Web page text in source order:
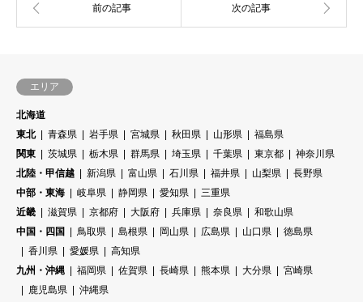
エリア
北海道
東北
青森県 岩手県 宮城県 秋田県 山形県
福島県
関東
茨城県 栃木県 群馬県 埼玉県 千葉県 東京都
神奈川県
北陸・甲信越
新潟県 富山県 石川県 福井県 山梨県
長野県
中部・東海
岐阜県 静岡県 愛知県
三重県
近畿
滋賀県 京都府 大阪府 兵庫県 奈良県
和歌山県
中国・四国
鳥取県 島根県 岡山県 広島県 山口県
徳島県
香川県
愛媛県
高知県
九州・沖縄
福岡県 佐賀県 長崎県 熊本県 大分県
宮崎県
鹿児島県
沖縄県